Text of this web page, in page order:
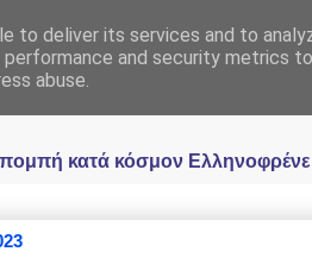
κατά κόσμον
to deliver its services and to
and security metrics
abuse.